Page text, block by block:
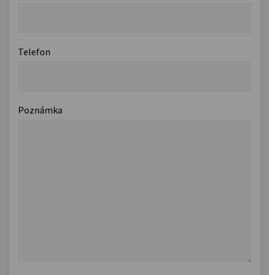
Telefon
Poznámka